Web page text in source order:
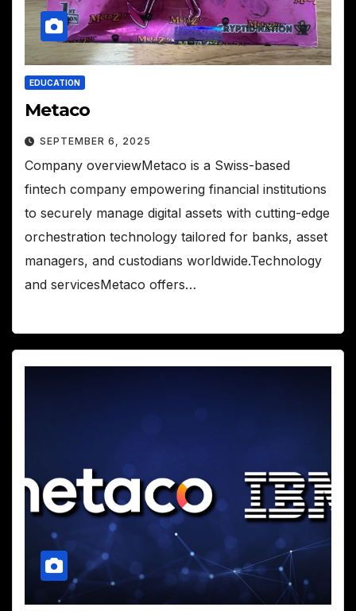
EDUCATION
Metaco
SEPTEMBER 6, 2025
Company overviewMetaco is a Swiss-based
fintech company empowering financial institutions
to securely manage digital assets with cutting-edge
orchestration technology tailored for banks, asset
managers, and custodians worldwide.Technology
and servicesMetaco offers…